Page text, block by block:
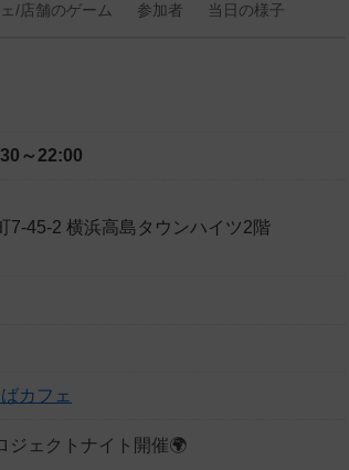
/店舗のゲーム 参加者 当日の様子
～22:00
7-45-2 横浜高島タウンハイツ2階
カフェ
ジェクトナイト開催🌍